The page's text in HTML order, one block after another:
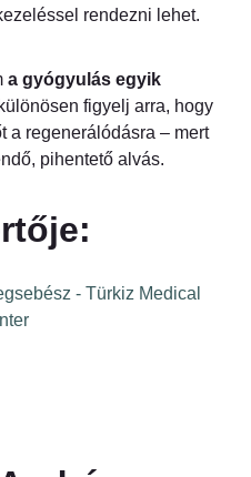
rendezni lehet.
a gyógyulás egyik
figyelj arra, hogy
a regenerálódásra – mert
pihentető alvás.